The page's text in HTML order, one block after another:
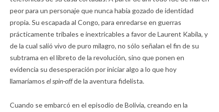
peor para un personaje que nunca había gozado de identidad
propia. Su escapada al Congo, para enredarse en guerras
prácticamente tribales e inextricables a favor de Laurent Kabila, y
de la cual salió vivo de puro milagro, no sólo señalan el fin de su
subtrama en el libreto de la revolución, sino que ponen en
evidencia su desesperación por iniciar algo a lo que hoy
llamaríamos el spin-offde la aventura fidelista.
Cuando se embarcó en el episodio de Bolivia, creando en la